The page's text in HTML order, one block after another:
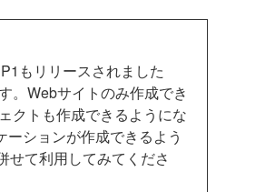
もリリースされました
。Webサイトのみ作成でき
クトも作成できるようにな
ションが作成できるよう
せて利用してみてくださ